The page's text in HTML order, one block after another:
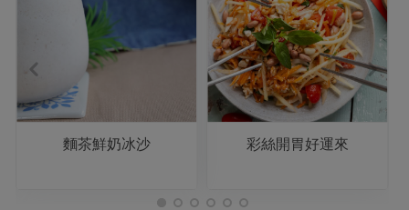
麵茶鮮奶冰沙 彩絲開胃好運來